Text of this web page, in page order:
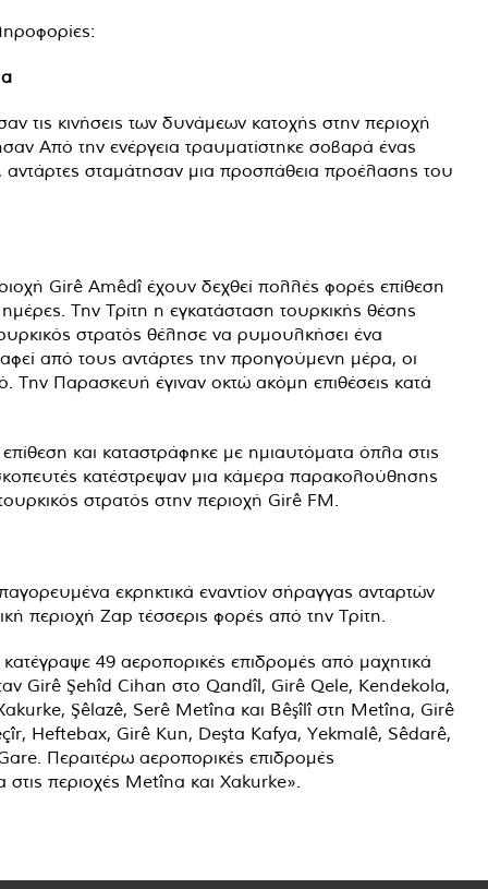
τις κινήσεις των δυνάμεων κατοχής στην περιοχή
Από την ενέργεια τραυματίστηκε σοβαρά ένας
αντάρτες σταμάτησαν μια προσπάθεια προέλασης του
Girê Amêdî έχουν δεχθεί πολλές φορές επίθεση
Την Τρίτη η εγκατάσταση τουρκικής θέσης
στρατός θέλησε να ρυμουλκήσει ένα
από τους αντάρτες την προηγούμενη μέρα, οι
Την Παρασκευή έγιναν οκτώ ακόμη επιθέσεις κατά
και καταστράφηκε με ημιαυτόματα όπλα στις
κατέστρεψαν μια κάμερα παρακολούθησης
στρατός στην περιοχή Girê FM.
εκρηκτικά εναντίον σήραγγας ανταρτών
περιοχή Zap τέσσερις φορές από την Τρίτη.
49 αεροπορικές επιδρομές από μαχητικά
Girê Şehîd Cihan στο Qandîl, Girê Qele, Kendekola,
Şêlazê, Serê Metîna και Bêşîlî στη Metîna, Girê
Heftebax, Girê Kun, Deşta Kafya, Yekmalê, Sêdarê,
Περαιτέρω αεροπορικές επιδρομές
στις περιοχές Metîna και Xakurke».